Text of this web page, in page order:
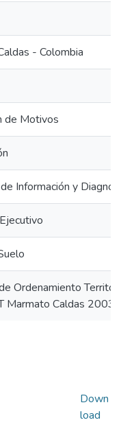
- Colombia
de Motivos
Información y
Ordenamiento
Marmato Caldas
Down
load